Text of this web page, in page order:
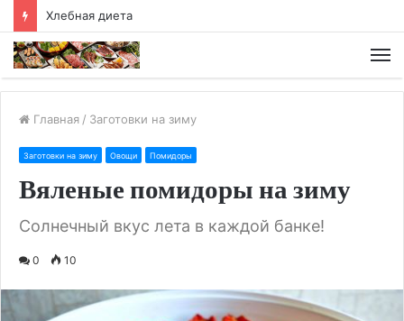
Хлебная диета
Главная / Заготовки на зиму
Заготовки на зиму Овощи Помидоры
Вяленые помидоры на зиму
Солнечный вкус лета в каждой банке!
0 10